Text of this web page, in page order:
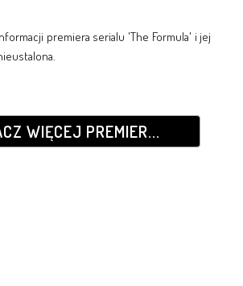
premiera serialu 'The Formula' i jej
WIĘCEJ PREMIER...